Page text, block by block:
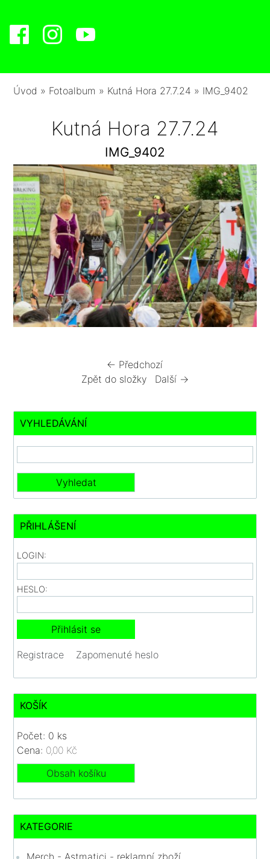
Úvod » Fotoalbum » Kutná Hora 27.7.24 » IMG_9402
Kutná Hora 27.7.24
IMG_9402
← Předchozí
Zpět do složky
Další →
VYHLEDÁVÁNÍ
PŘIHLÁŠENÍ
LOGIN:
HESLO:
Registrace Zapomenuté heslo
KOŠÍK
Počet: 0 ks
Cena: 0,00 Kč
Obsah košíku
KATEGORIE
Merch - Astmatici - reklamní zboží